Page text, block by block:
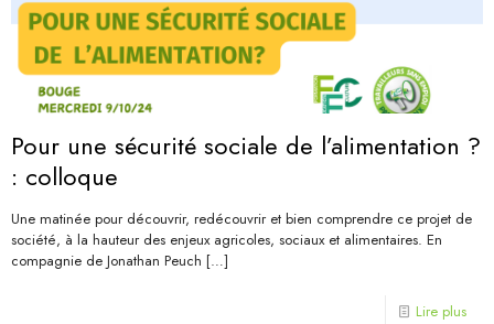
Pour une sécurité sociale de l’alimentation ?
: colloque
Une matinée pour découvrir, redécouvrir et bien comprendre ce projet de
société, à la hauteur des enjeux agricoles, sociaux et alimentaires. En
compagnie de Jonathan Peuch […]
Lire plus